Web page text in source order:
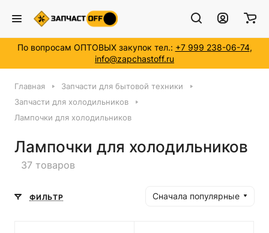
По вопросам ОПТОВЫХ закупок тел.: +7 999 238-06-74,
info@zapchastoff.ru
Главная
Запчасти для бытовой техники
Запчасти для холодильников
Лампочки для холодильников
Лампочки для холодильников
37 товаров
ФИЛЬТР Сначала популярные